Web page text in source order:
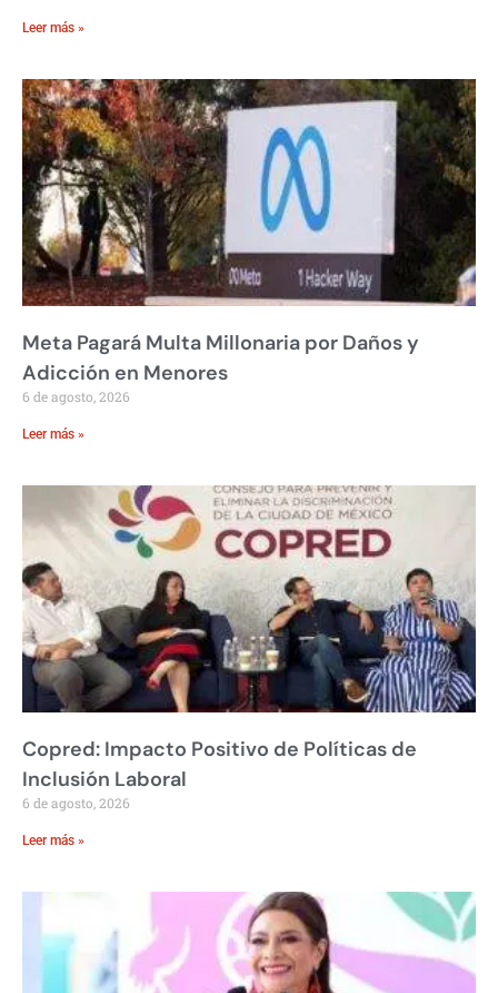
Leer más »
Meta Pagará Multa Millonaria por Daños y
Adicción en Menores
6 de agosto, 2026
Leer más »
Copred: Impacto Positivo de Políticas de
Inclusión Laboral
6 de agosto, 2026
Leer más »